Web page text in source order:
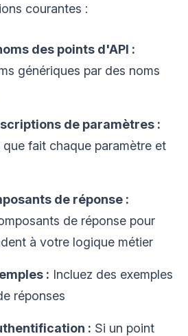
courantes :
des points d'API :
génériques par des noms
de paramètres :
fait chaque paramètre et
de réponse :
de réponse pour
à votre logique métier
: Incluez des exemples
réponses
: Si un point